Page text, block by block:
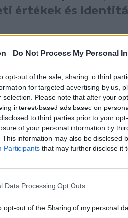
- Do Not Process My Personal
opt-out of the sale, sharing to third
for targeted advertising by us,
selection. Please note that after your
interest-based ads based on
to third parties prior to your
of your personal information by
This information may also be disclosed
Participants that may further disclose it
Data Processing Opt Outs
opt-out of the Sharing of my personal
értékek és
nem lesz könnyű
az átláthatóság, a
környezet elvárásai pedig
„Ezt együtt
követően Kelemen